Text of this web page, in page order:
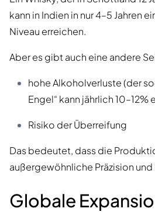
kann in Indien in nur 4–5 Jahren
Niveau erreichen.
Aber es gibt auch eine andere
hohe Alkoholverluste (der
Engel“ kann jährlich 10–12%
Risiko der Überreifung
Das bedeutet, dass die
außergewöhnliche Präzision
Globale